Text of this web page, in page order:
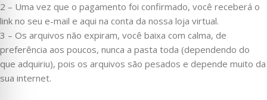
2 – Uma vez que o pagamento foi confirmado, você receberá o
link no seu e-mail e aqui na conta da nossa loja virtual.
3 – Os arquivos não expiram, você baixa com calma, de
preferência aos poucos, nunca a pasta toda (dependendo do
que adquiriu), pois os arquivos são pesados e depende muito da
sua internet.